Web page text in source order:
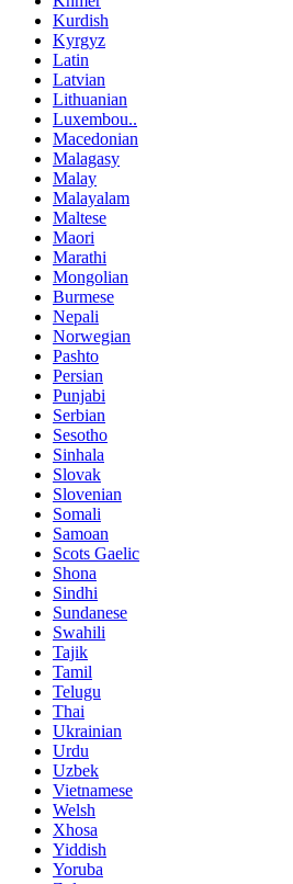
Kurdish
Kyrgyz
Latin
Latvian
Lithuanian
Luxembou..
Macedonian
Malagasy
Malay
Malayalam
Maltese
Maori
Marathi
Mongolian
Burmese
Nepali
Norwegian
Pashto
Persian
Punjabi
Serbian
Sesotho
Sinhala
Slovak
Slovenian
Somali
Samoan
Scots Gaelic
Shona
Sindhi
Sundanese
Swahili
Tajik
Tamil
Telugu
Thai
Ukrainian
Urdu
Uzbek
Vietnamese
Welsh
Xhosa
Yiddish
Yoruba